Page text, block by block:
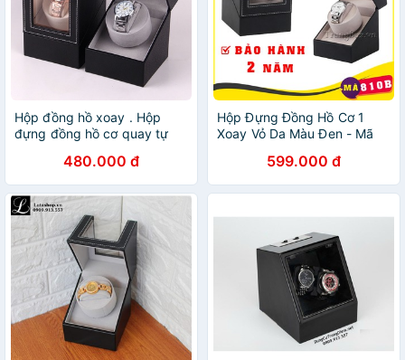
Hộp đồng hồ xoay . Hộp
đựng đồng hồ cơ quay tự
480.000 đ
Hộp Đựng Đồng Hồ Cơ 1
Xoay Vỏ Da Màu Đen - Mã
599.000 đ